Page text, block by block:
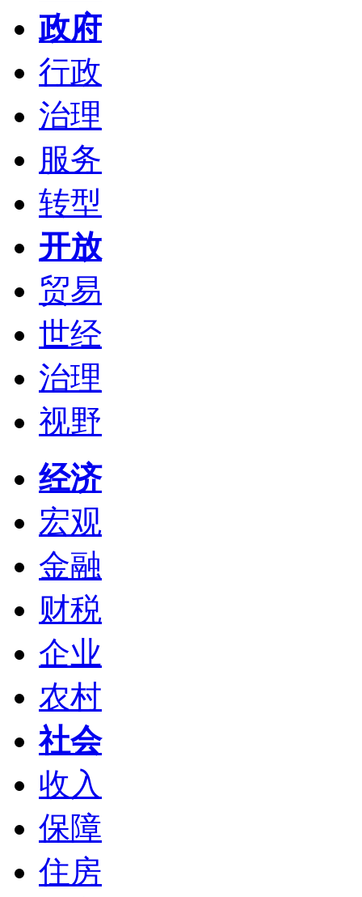
政府
行政
治理
服务
转型
开放
贸易
世经
治理
视野
经济
宏观
金融
财税
企业
农村
社会
收入
保障
住房